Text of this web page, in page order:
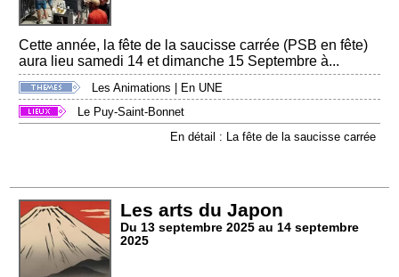
Cette année, la fête de la saucisse carrée (PSB en fête)
aura lieu samedi 14 et dimanche 15 Septembre à...
Les Animations | En UNE
Le Puy-Saint-Bonnet
En détail : La fête de la saucisse carrée
Les arts du Japon
Du 13 septembre 2025 au 14 septembre
2025